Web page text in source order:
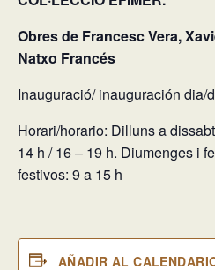
Obres de Francesc Vera,
Natxo Francés
Inauguració/ inauguración dia/
Horari/horario: Dilluns a
14 h / 16 – 19 h. Diumenges i
festivos: 9 a 15 h
AÑADIR AL